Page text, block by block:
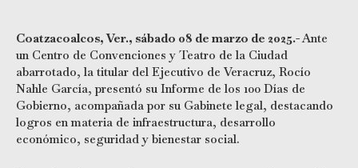
Coatzacoalcos, Ver., sábado 08 de marzo de 2025.-Ante
un Centro de Convenciones y Teatro de la Ciudad
abarrotado, la titular del Ejecutivo de Veracruz, Rocío
Nahle García, presentó su Informe de los 100 Días de
Gobierno, acompañada por su Gabinete legal, destacando
logros en materia de infraestructura, desarrollo
económico, seguridad y bienestar social.